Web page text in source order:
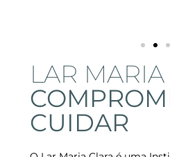
LAR
CUIDAR